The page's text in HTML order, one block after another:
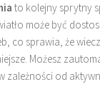
to kolejny sprytny
może być
co sprawia, że
Możesz
zależności od